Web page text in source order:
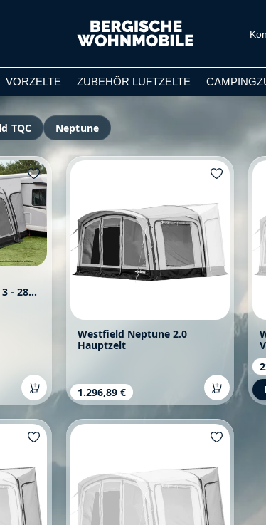
VORZELTE ZUBEHÖR LUFTZELTE
TQC Neptune
- 280
Westfield Neptune 2.0
Hauptzelt
Regulärer Preis:
1.296,89 €
-